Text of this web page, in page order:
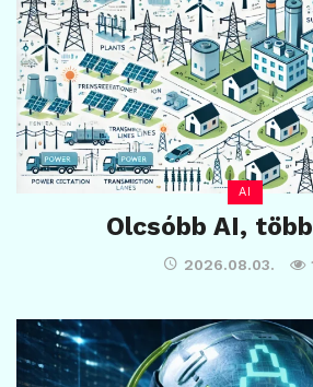
AI
Olcsóbb AI,
2026.08.03.